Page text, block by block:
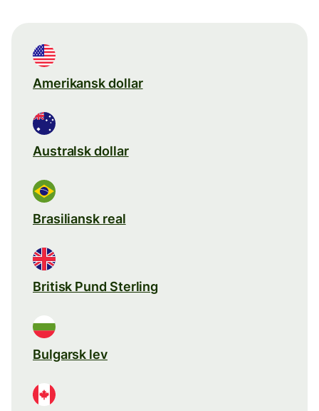
Amerikansk dollar
Australsk dollar
Brasiliansk real
Britisk Pund Sterling
Bulgarsk lev